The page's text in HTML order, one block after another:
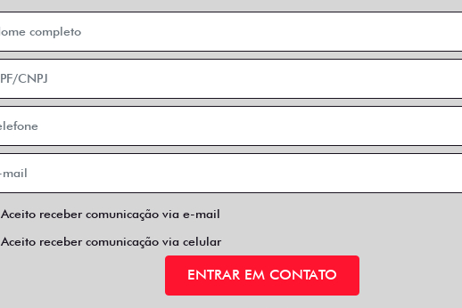
Aceito receber comunicação via e-mail
Aceito receber comunicação via celular
ENTRAR EM CONTATO